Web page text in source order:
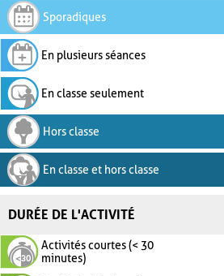
Sporadiques
En plusieurs séances
En classe seulement
Hors classe
En classe et hors classe
DURÉE DE L'ACTIVITÉ
Activités courtes (< 30
minutes)